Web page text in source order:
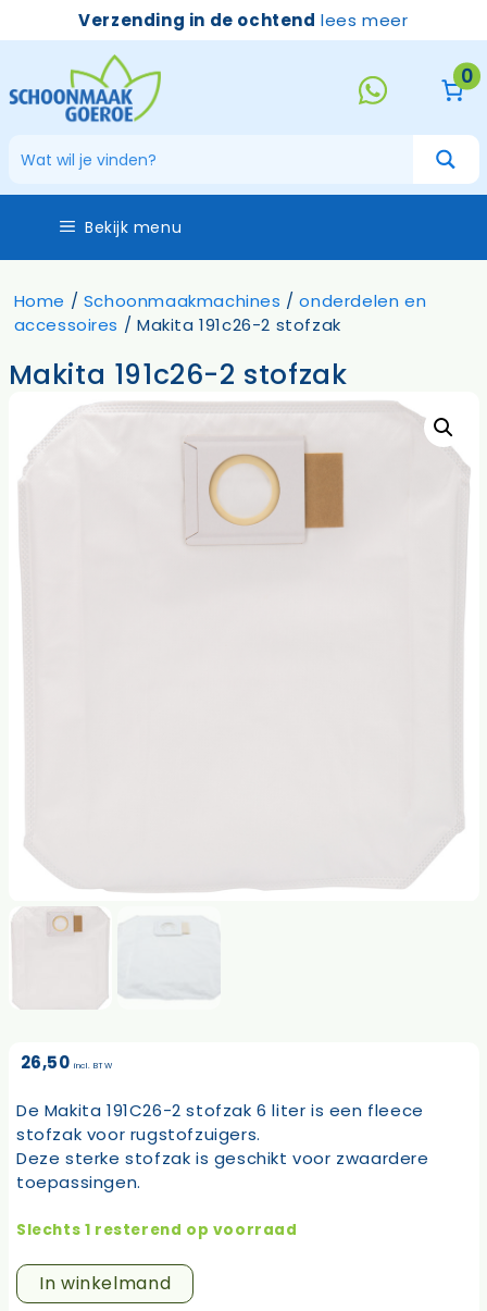
Verzending in de ochtend lees meer
0
Bekijk menu
Home / Schoonmaakmachines /onderdelen en
accessoires / Makita 191c26-2 stofzak
Makita 191c26-2 stofzak
26,50 incl. BTW
De Makita 191C26-2 stofzak 6 liter is een fleece
stofzak voor rugstofzuigers.
Deze sterke stofzak is geschikt voor zwaardere
toepassingen.
Slechts 1 resterend op voorraad
Makita
191c26-
In winkelmand